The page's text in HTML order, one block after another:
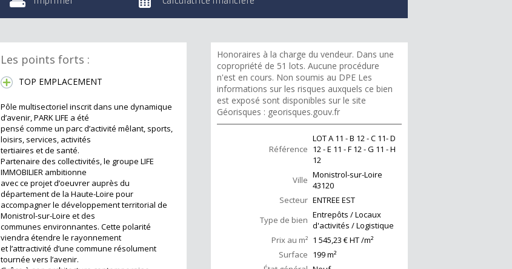
Les points forts :
TOP EMPLACEMENT
Pôle multisectoriel inscrit dans une dynamique
d’avenir, PARK LIFE a été
pensé comme un parc d’activité mêlant, sports,
loisirs, services, activités
tertiaires et de santé.
Partenaire des collectivités, le groupe LIFE
IMMOBILIER ambitionne
avec ce projet d’oeuvrer auprès du
département de la Haute-Loire pour
accompagner le développement territorial de
Monistrol-sur-Loire et des
communes environnantes. Cette polarité
viendra étendre le rayonnement
et l’attractivité d’une commune résolument
tournée vers l’avenir.
Honoraires à la charge du vendeur. Dans une
copropriété de 51 lots. Aucune procédure
n'est en cours. Non soumis au DPE Les
informations sur les risques auxquels ce bien
est exposé sont disponibles sur le site
Géorisques : georisques.gouv.fr
Référence
LOT A 11 - B 12 - C 11- D
12 - E 11 - F 12 - G 11 - H
12
Ville Monistrol-sur-Loire
43120
Secteur ENTREE EST
Type de bien Entrepôts / Locaux
d'activités / Logistique
Prix au m² 1 545,23 € HT /m²
Surface 199m²